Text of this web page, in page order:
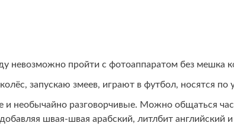
невозможно пройти с фотоаппаратом без мешка
запускаю змеев, играют в футбол, носятся по
и необычайно разговорчивые. Можно общаться
швая-швая арабский, литлбит английский